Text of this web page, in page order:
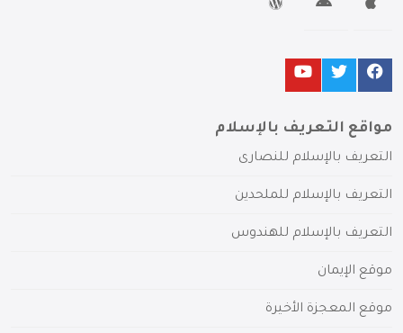
مواقع التعريف بالإسلام
التعريف بالإسلام للنصارى
التعريف بالإسلام للملحدين
التعريف بالإسلام للهندوس
موقع الإيمان
موقع المعجزة الأخيرة